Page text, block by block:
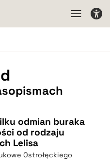
odmian buraka
od rodzaju
Lelisa
Ostrołęckiego